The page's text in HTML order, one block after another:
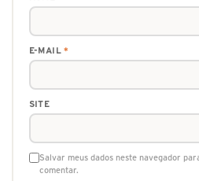
E-MAIL*
SITE
Salvar meus dados neste navegador
comentar.